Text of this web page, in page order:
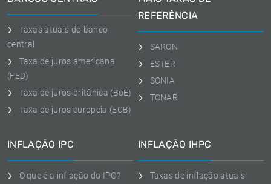
Taxas atuais do banco
central
Taxa de juros americana
(FED)
Taxa de juros britânica (BoE)
Taxa de juros europeia (ECB)
REFERÊNCIA
SARON
ESTER
SONIA
TONAR
INFLAÇÃO IPC
O que é a inflação do IPC?
INFLAÇÃO IHPC
Taxas de inflação atuais